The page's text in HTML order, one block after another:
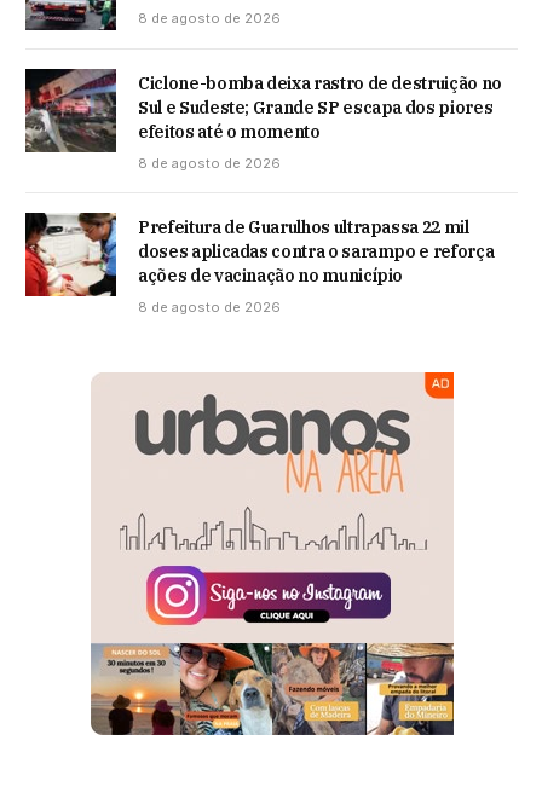
8 de agosto de 2026
Ciclone-bomba deixa rastro de destruição no
Sul e Sudeste; Grande SP escapa dos piores
efeitos até o momento
8 de agosto de 2026
Prefeitura de Guarulhos ultrapassa 22 mil
doses aplicadas contra o sarampo e reforça
ações de vacinação no município
8 de agosto de 2026